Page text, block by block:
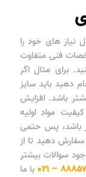
نیاز های خود را
فنی متفاوت
برای مثال اگر
دهید باید سایز
باشد. افزایش
مواد اولیه
باشد، پس حتمی
دهید تا از
سوالات بیشتر
با ما